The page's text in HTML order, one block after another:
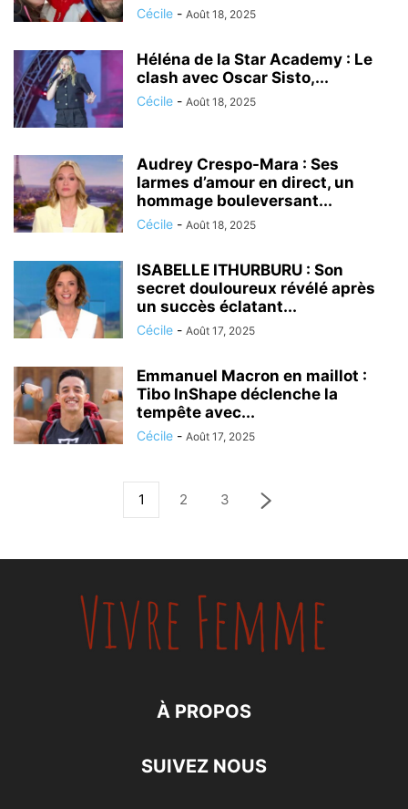
Cécile - Août 18, 2025
Héléna de la Star Academy : Le
clash avec Oscar Sisto,...
Cécile - Août 18, 2025
Audrey Crespo-Mara : Ses
larmes d’amour en direct, un
hommage bouleversant...
Cécile - Août 18, 2025
ISABELLE ITHURBURU : Son
secret douloureux révélé après
un succès éclatant...
Cécile - Août 17, 2025
Emmanuel Macron en maillot :
Tibo InShape déclenche la
tempête avec...
Cécile - Août 17, 2025
1 2 3
À PROPOS
SUIVEZ NOUS